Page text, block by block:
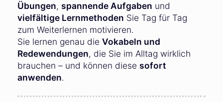
Übungen, spannende Aufgaben und
vielfältige Lernmethoden Sie Tag für Tag
zum Weiterlernen motivieren.
Sie lernen genau die Vokabeln und
Redewendungen, die Sie im Alltag wirklich
brauchen – und können diese sofort
anwenden.